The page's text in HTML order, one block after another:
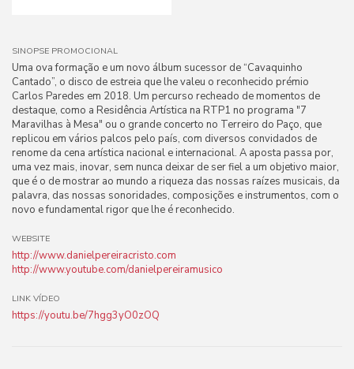
SINOPSE PROMOCIONAL
Uma ova formação e um novo álbum sucessor de “Cavaquinho
Cantado”, o disco de estreia que lhe valeu o reconhecido prémio
Carlos Paredes em 2018. Um percurso recheado de momentos de
destaque, como a Residência Artística na RTP1 no programa "7
Maravilhas à Mesa" ou o grande concerto no Terreiro do Paço, que
replicou em vários palcos pelo país, com diversos convidados de
renome da cena artística nacional e internacional. A aposta passa por,
uma vez mais, inovar, sem nunca deixar de ser fiel a um objetivo maior,
que é o de mostrar ao mundo a riqueza das nossas raízes musicais, da
palavra, das nossas sonoridades, composições e instrumentos, com o
novo e fundamental rigor que lhe é reconhecido.
WEBSITE
http://www.danielpereiracristo.com
http://www.youtube.com/danielpereiramusico
LINK VÍDEO
https://youtu.be/7hgg3yO0zOQ